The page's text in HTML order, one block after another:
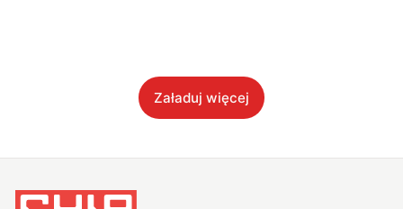
Załaduj więcej